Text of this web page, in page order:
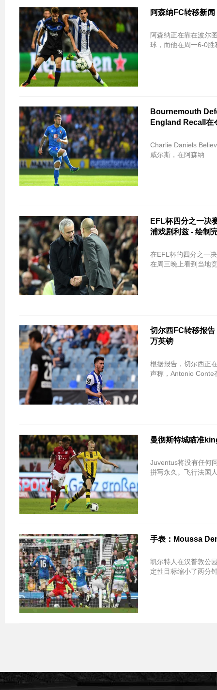
阿森纳FC转移新
阿森纳正在靠在波尔
球，而他在周一6-0
Bournemouth
England Recall在
Charlie Daniels
威尔斯，在阿森纳
EFL杯四分之一决
浦戏剧利兹 - 绘制
在EFL杯的四分之一
在周三晚上看到当地
切尔西FC转移报
万英镑
根据报告，切尔西正
声称，Antonio Conte
曼彻斯特城瞄准
Juventus将没有任何
拼写永久。飞行法国
手表：Moussa
凯尔特人在汉普敦公
定性目标缩小了两分